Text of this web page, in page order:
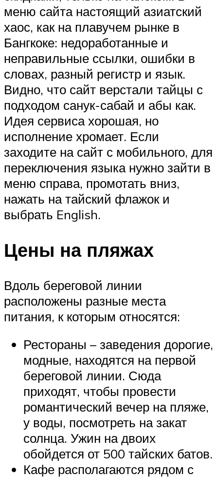
меню сайта настоящий азиатский
хаос, как на плавучем рынке в
Бангкоке: недоработанные и
неправильные ссылки, ошибки в
словах, разный регистр и язык.
Видно, что сайт верстали тайцы с
подходом санук-сабай и абы как.
Идея сервиса хорошая, но
исполнение хромает. Если
заходите на сайт с мобильного, для
переключения языка нужно зайти в
меню справа, промотать вниз,
нажать на тайский флажок и
выбрать English.
Цены на пляжах
Вдоль береговой линии
расположены разные места
питания, к которым относятся:
Рестораны – заведения дорогие,
модные, находятся на первой
береговой линии. Сюда
приходят, чтобы провести
романтический вечер на пляже,
у воды, посмотреть на закат
солнца. Ужин на двоих
обойдется от 500 тайских батов.
Кафе располагаются рядом с